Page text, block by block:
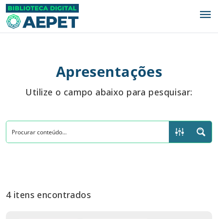
menu
Apresentações
Utilize o campo abaixo para pesquisar:
4 itens encontrados